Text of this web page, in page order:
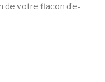
de votre flacon d’e-